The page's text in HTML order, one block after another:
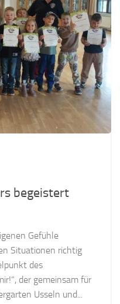
begeistert
Gefühle
Situationen richtig
des
der gemeinsam für
Usseln und...